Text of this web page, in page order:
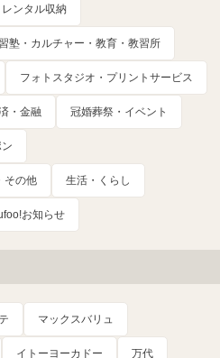
ンタル収納
塾・カルチャー・教育・教習所
フォトスタジオ・プリントサービス
・金融 冠婚葬祭・イベント
その他 生活・くらし
お知らせ
マックスバリュ
イトーヨーカドー 万代